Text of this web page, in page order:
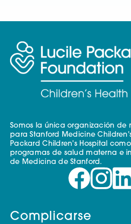
Somos la única organización
para Stanford Medicine
Packard Children's Hospital
programas de salud materna e
de Medicina de Stanford.
Complicarse